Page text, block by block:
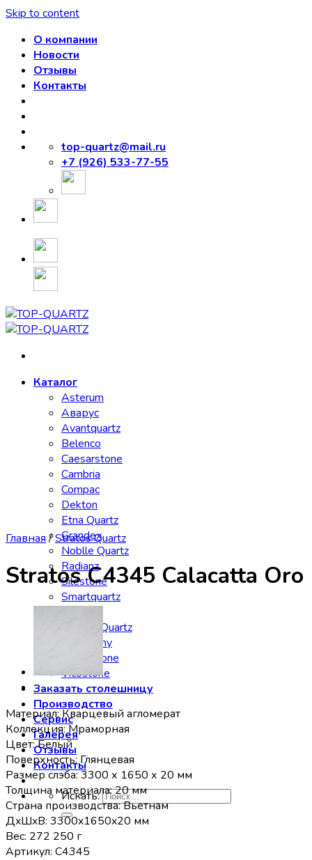
Skip to content
О компании
Новости
Отзывы
Контакты
top-quartz@mail.ru
+7 (926) 533-77-55
Каталог
Asterum
Аварус
Avantquartz
Belenco
Caesarstone
Cambria
Compac
Dekton
Etna Quartz
Grandex
Noblle Quartz
Radianz
Silestone
Smartquartz
Stratos Quartz
Symphony
Technistone
Vicostone
Заказать столешницу
Производство
Сервис
Галерея
Отзывы
Контакты
Искать:
Главная /Stratos Quartz
Stratos C4345 Calacatta Oro
Материал: Кварцевый агломерат
Коллекция: Мраморная
Цвет: Белый
Поверхность: Глянцевая
Размер слэба: 3300 х 1650 х 20 мм
Толщина материала: 20 мм
Страна производства: Вьетнам
ДxШxВ: 3300x1650x20 мм
Вес: 272 250 г
Артикул: C4345